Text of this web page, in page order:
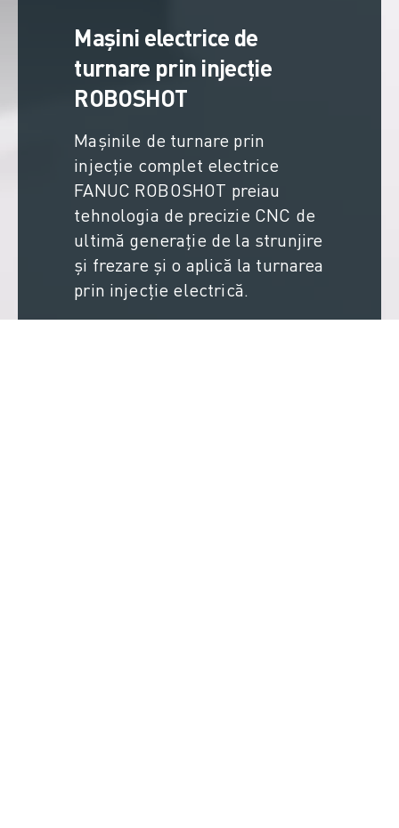
Mașini electrice de
turnare prin injecție
ROBOSHOT
Mașinile de turnare prin
injecție complet electrice
FANUC ROBOSHOT preiau
tehnologia de precizie CNC de
ultimă generație de la strunjire
și frezare și o aplică la turnarea
prin injecție electrică.